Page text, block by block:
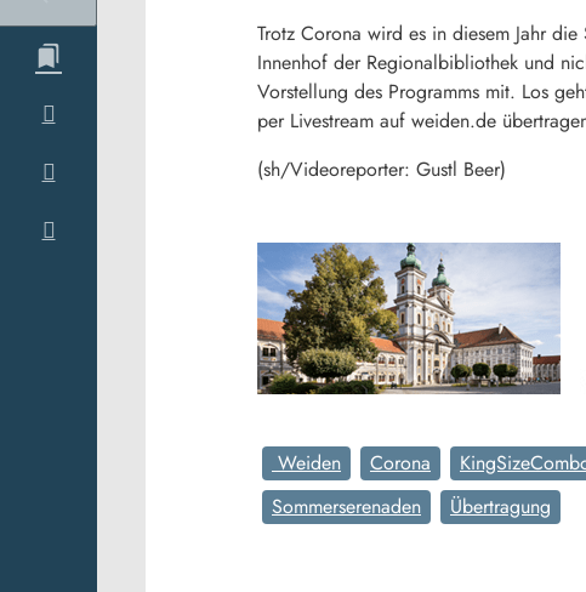
Trotz Corona wird es in diesem Jahr
Innenhof der Regionalbibliothek und
Vorstellung des Programms mit. Los
per Livestream auf weiden.de
(sh/Videoreporter: Gustl Beer)
Weiden Corona
Sommerserenaden
Übertragung